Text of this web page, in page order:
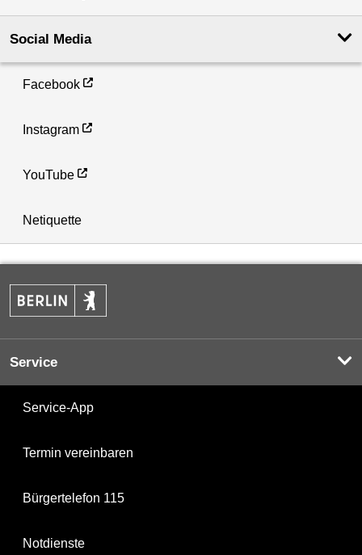
Social Media
Facebook
Instagram
YouTube
Netiquette
Service
Service-App
Termin vereinbaren
Bürgertelefon 115
Notdienste